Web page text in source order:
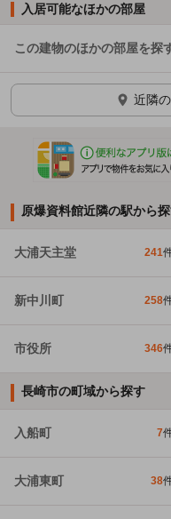
入居可能なほかの部屋
この建物のほかの部屋を探
ほかの部屋を検索中…
近隣
原爆資料館近隣の駅から
大浦天主堂 241
新中川町 258
市役所 346
長崎市の町域から探す
入船町 7
大浦東町 38